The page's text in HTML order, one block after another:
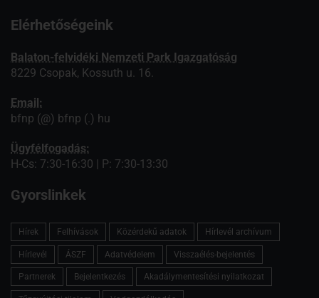
Elérhetőségeink
Balaton-felvidéki Nemzeti Park Igazgatóság
8229 Csopak, Kossuth u. 16.
Email:
bfnp (@) bfnp (.) hu
Ügyfélfogadás:
H-Cs: 7:30-16:30 | P: 7:30-13:30
Gyorslinkek
Hírek Felhívások Közérdekű adatok Hírlevél archívum
Hírlevél ÁSZF Adatvédelem Visszaélés-bejelentés
Partnerek Bejelentkezés Akadálymentesítési nyilatkozat